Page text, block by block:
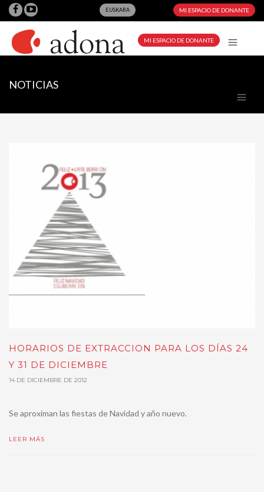
EUSKARA MI ESPACIO DE DONANTE
MI ESPACIO DE DONANTE
NOTICIAS
HORARIOS DE EXTRACCION PARA LOS DÍAS 24
Y 31 DE DICIEMBRE
14 DE DICIEMBRE DE 2012
Se aproximan las fiestas de Navidad y año nuevo.
LEER MÁS